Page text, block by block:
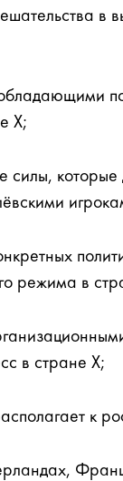
в
X;
силы,
режима в
в стране X;
к